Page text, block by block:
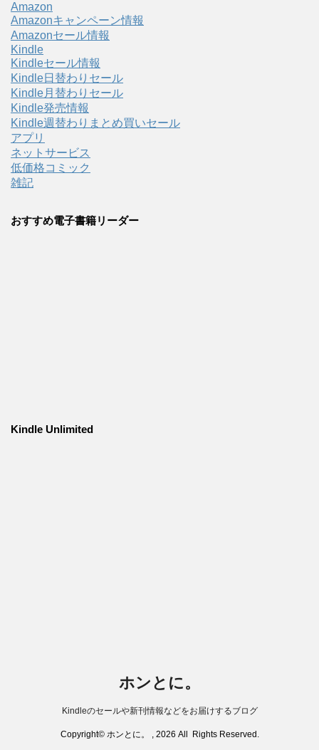
Amazon
Amazonキャンペーン情報
Amazonセール情報
Kindle
Kindleセール情報
Kindle日替わりセール
Kindle月替わりセール
Kindle発売情報
Kindle週替わりまとめ買いセール
アプリ
ネットサービス
低価格コミック
雑記
おすすめ電子書籍リーダー
Kindle Unlimited
ホンとに。
Kindleのセールや新刊情報などをお届けするブログ
Copyright© ホンとに。 , 2026 All Rights Reserved.